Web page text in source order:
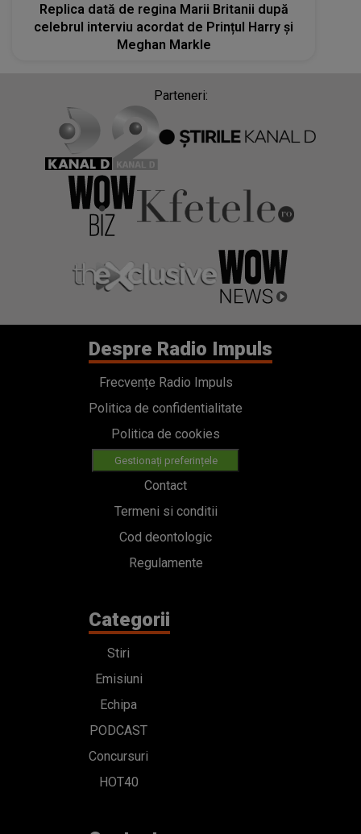
Replica dată de regina Marii Britanii după
celebrul interviu acordat de Prințul Harry și
Meghan Markle
Parteneri:
Despre Radio Impuls
Frecvențe Radio Impuls
Politica de confidentialitate
Politica de cookies
Gestionați preferințele
Contact
Termeni si conditii
Cod deontologic
Regulamente
Categorii
Stiri
Emisiuni
Echipa
PODCAST
Concursuri
HOT40